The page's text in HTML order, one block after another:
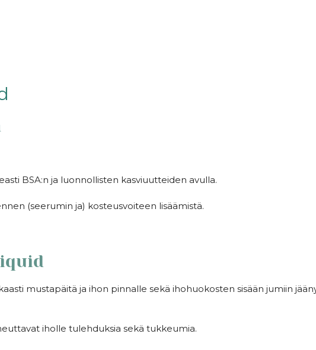
BSA:n ja luonnollisten kasviuutteiden avulla.
(seerumin ja) kosteusvoiteen lisäämistä.
mustapäitä ja ihon pinnalle sekä ihohuokosten sisään jumiin
iholle tulehduksia sekä tukkeumia.